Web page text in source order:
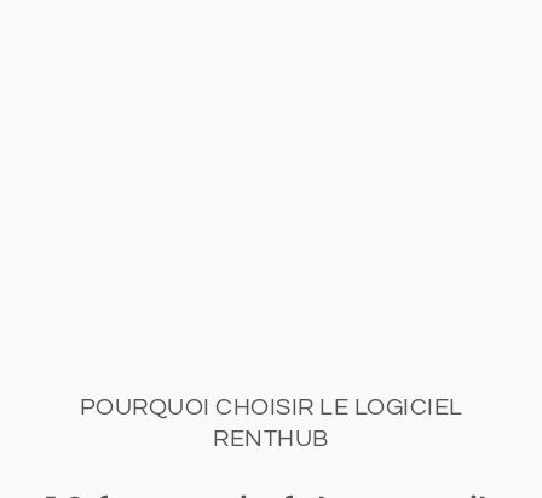
POURQUOI CHOISIR LE LOGICIEL
RENTHUB